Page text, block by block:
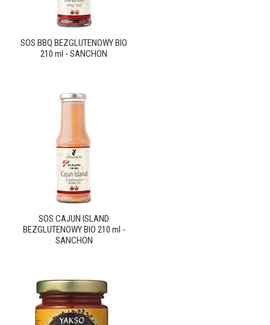
SOS BBQ BEZGLUTENOWY BIO
210 ml - SANCHON
SOS CAJUN ISLAND
BEZGLUTENOWY BIO 210 ml -
SANCHON